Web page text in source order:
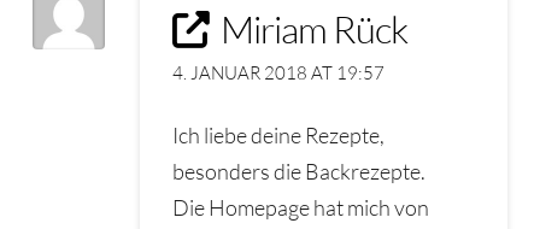
Miriam Rück
4. JANUAR 2018 AT 19:57
Ich liebe deine Rezepte,
besonders die Backrezepte.
Die Homepage hat mich von